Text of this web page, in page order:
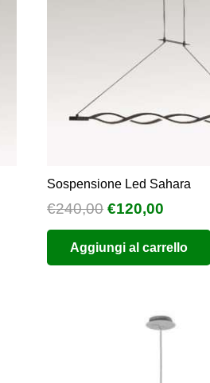
Sospensione Led Sahara
€240,00 Il
prezzo
originale
era:
€120,00
prezzo
attuale
è:
Aggiungi al carrello